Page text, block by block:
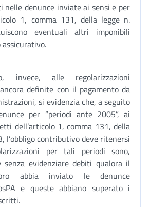
denunce inviate ai sensi e per
1, comma 131, della legge n.
eventuali altri imponibili
invece, alle regolarizzazioni
definite con il pagamento da
si evidenzia che, a seguito
per “periodi ante 2005”, ai
dell’articolo 1, comma 131, della
l’obbligo contributivo deve ritenersi
per tali periodi sono,
evidenziare debiti qualora il
abbia inviato le denunce
e queste abbiano superato i